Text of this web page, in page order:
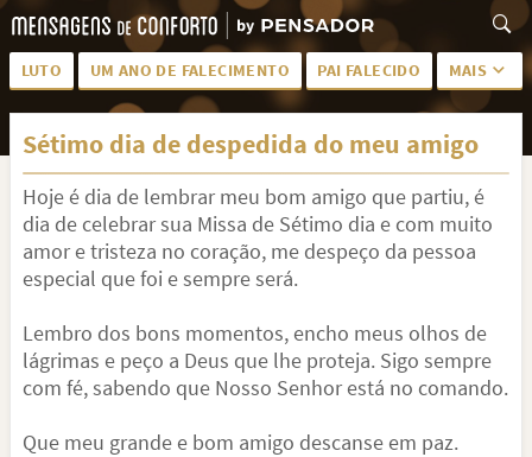
LUTO UM ANO DE FALECIMENTO PAI FALECIDO MAIS
LUTO PARA AMIGA PALAVRAS
PÊSAMES PARA AMIGA DESCANSE EM PAZ
MEUS SENTIMENTOS PÊSAMES PARA AMIGO
FRASES DE LUTO PARA AMIGO
TODAS AS CATEGORIAS
Sétimo dia de despedida do meu amigo
Hoje é dia de lembrar meu bom amigo que partiu, é
dia de celebrar sua Missa de Sétimo dia e com muito
amor e tristeza no coração, me despeço da pessoa
especial que foi e sempre será.
Lembro dos bons momentos, encho meus olhos de
lágrimas e peço a Deus que lhe proteja. Sigo sempre
com fé, sabendo que Nosso Senhor está no comando.
Que meu grande e bom amigo descanse em paz.